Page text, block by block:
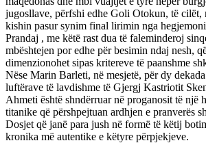
jugosllave, përfshi edhe Goli Otokun, të cilët,
kishin pasur synim final lirimin nga
Prandaj , me këtë rast dua të faleminderoj
mbështejen por edhe për besimin ndaj nesh,
dimenzionohet sipas kritereve të paanshme
Nëse Marin Barleti, në mesjetë, për dy
luftërave të lavdishme të Gjergj Kastriotit
Ahmeti është shndërruar në proganosit të një
titanike që përshpejtuan ardhjen e pranverës
Dosjet që janë para jush në formë të këtij
kronika më autentike e këtyre përpjekjeve.